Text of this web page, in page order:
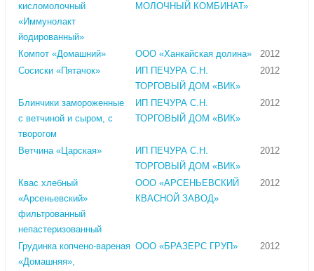
кисломолочный
«Иммунолакт
йодированный»
МОЛОЧНЫЙ КОМБИНАТ»
Компот «Домашний» ООО «Ханкайская долина»
2012
Сосиски «Пятачок»
ИП ПЕЧУРА С.Н.
ТОРГОВЫЙ ДОМ «ВИК»
2012
Блинчики замороженные
с ветчиной и сыром, с
творогом
ИП ПЕЧУРА С.Н.
ТОРГОВЫЙ ДОМ «ВИК»
2012
Ветчина «Царская»
ИП ПЕЧУРА С.Н.
ТОРГОВЫЙ ДОМ «ВИК»
2012
Квас хлебный
«Арсеньевский»
фильтрованный
непастеризованный
ООО «АРСЕНЬЕВСКИЙ
КВАСНОЙ ЗАВОД»
2012
Грудинка копчено-вареная
«Домашняя»,
ООО «БРАЗЕРС ГРУП» 2012